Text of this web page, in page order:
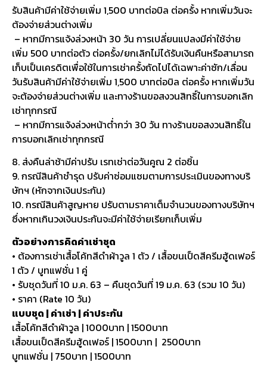
รับสินค้ามีค่าใช้จ่ายเพิ่ม 1,500 บาทต่อบิล ต่อครั้ง หากเพิ่มวันจะ
ต้องจ่ายส่วนต่างเพิ่ม
– หากมีการแจ้งล่วงหน้า 30 วัน การเปลี่ยนแปลงมีค่าใช้จ่าย
เพิ่ม 500 บาทต่อตัว ต่อครั้ง/ยกเลิกไม่ได้รับเงินคืนหรือสามารถ
เก็บเป็นเครดิตเพื่อใช้ในการเช่าครั้งถัดไปได้เฉพาะค่าซัก/เลื่อน
วันรับสินค้ามีค่าใช้จ่ายเพิ่ม 1,500 บาทต่อบิล ต่อครั้ง หากเพิ่มวัน
จะต้องจ่ายส่วนต่างเพิ่ม และทางร้านขอสงวนสิทธิ์ในการบอกเลิก
เช่าทุกกรณี
– หากมีการแจ้งล่วงหน้าต่ำกว่า 30 วัน ทางร้านขอสงวนสิทธิ์ใน
การบอกเลิกเช่าทุกกรณี
8. ส่งคืนล่าช้ามีค่าปรับ เรทเช่าต่อวันคูณ 2 ต่อชิ้น
9. กรณีสินค้าชำรุด ปรับค่าซ่อมแซมตามการประเมินของทางบริ
ษัทฯ (หักจากเงินประกัน)
10. กรณีสินค้าสูญหาย ปรับตามราคาเต็มจำนวนของทางบริษัทฯ
ซึ่งหากเกินวงเงินประกันจะมีค่าใช้จ่ายเรียกเก็บเพิ่ม
ตัวอย่างการคิดค่าเช่าชุด
• ต้องการเช่าเสื้อโค้ทสีดำผ้าวูล 1 ตัว / เสื้อขนเป็ดสีครีมฮู้ดเฟอร์
1 ตัว / บูทแฟชั่น 1 คู่
• รับชุดวันที่ 10 ม.ค. 63 – คืนชุดวันที่ 19 ม.ค. 63 (รวม 10 วัน)
• ราคา (Rate 10 วัน)
แบบชุด | ค่าเช่า | ค่าประกัน
เสื้อโค้ทสีดำผ้าวูล | 1000บาท | 1500บาท
เสื้อขนเป็ดสีครีมฮู้ดเฟอร์ | 1500บาท | 2500บาท
บูทแฟชั่น | 750บาท | 1500บาท